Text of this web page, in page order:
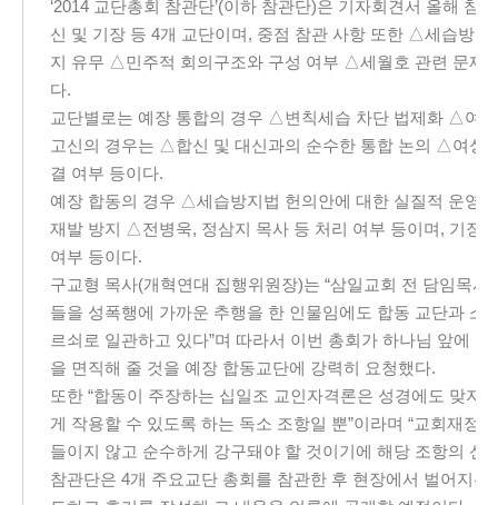
‘2014 교단총회 참관단’(이하 참관단)은 기자회견서 올해 참
신 및 기장 등 4개 교단이며, 중점 참관 사항 또한 △세습방
지 유무 △민주적 회의구조와 구성 여부 △세월호 관련 문제
다.
교단별로는 예장 통합의 경우 △변칙세습 차단 법제화 △여
고신의 경우는 △합신 및 대신과의 순수한 통합 논의 △여성
결 여부 등이다.
예장 합동의 경우 △세습방지법 헌의안에 대한 실질적 운영
재발 방지 △전병욱, 정삼지 목사 등 처리 여부 등이며, 기장
여부 등이다.
구교형 목사(개혁연대 집행위원장)는 “삼일교회 전 담임목
들을 성폭행에 가까운 추행을 한 인물임에도 합동 교단과 소
르쇠로 일관하고 있다”며 따라서 이번 총회가 하나님 앞에
을 면직해 줄 것을 예장 합동교단에 강력히 요청했다.
또한 “합동이 주장하는 십일조 교인자격론은 성경에도 맞지
게 작용할 수 있도록 하는 독소 조항일 뿐”이라며 “교회재정
들이지 않고 순수하게 강구돼야 할 것이기에 해당 조항의 신
참관단은 4개 주요교단 총회를 참관한 후 현장에서 벌어지